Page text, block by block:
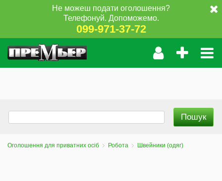
Не можеш подати оголошення?
Телефонуй. Допоможемо.
099-971-37-72
Оголошення для приватних осіб Робота Швейники (одяг)